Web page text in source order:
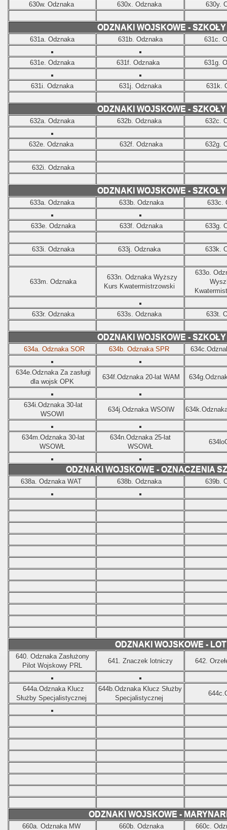
630w. Odznaka 630x. Odznaka 630y.
ODZNAKI WOJSKOWE -
631a. Odznaka 631b. Odznaka 631c.
631e. Odznaka 631f. Odznaka 631g.
631i. Odznaka 631j. Odznaka 631k.
ODZNAKI WOJSKOWE -
632a. Odznaka 632b. Odznaka 632c.
632e. Odznaka 632f. Odznaka 632g.
632i. Odznaka
ODZNAKI WOJSKOWE -
633a. Odznaka 633b. Odznaka 633c.
633e. Odznaka 633f. Odznaka 633g.
633i. Odznaka 633j. Odznaka 633k.
633m. Odznaka
633n. Odznaka Wyższy
Kurs Kwatermistrzowski
633o.
633r. Odznaka 633s. Odznaka 633t.
ODZNAKI WOJSKOWE -
634a. Odznaka SOR 634b. Odznaka SPR 634c.
634e.Odznaka Za zasługi
dla wojsk OPK
634f.Odznaka 20-lat WAM 634g.
634i.Odznaka 30-lat
WSOWI
634j.Odznaka WSOIW 634k.
634m.Odznaka 30-lat
WSOWŁ
634n.Odznaka 25-lat
WSOWŁ
634lo
ODZNAKI WOJSKOWE - OZNACZENIA
638a. Odznaka WAT 638b. Odznaka 639b.
ODZNAKI WOJSKOWE -
640. Odznaka Zasłużony
Pilot Wojskowy PRL
641. Znaczek lotniczy 642.
644a.Odznaka Klucz
Służby Specjalistycznej
644b.Odznaka Klucz Służby
Specjalistycznej
ODZNAKI WOJSKOWE -
660a. Odznaka MW 660b. Odznaka 660c.